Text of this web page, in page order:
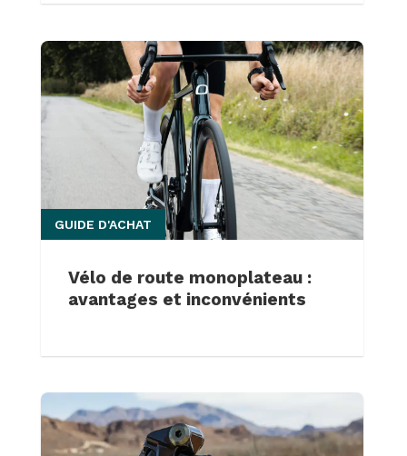
Vélo de route monoplateau :
avantages et inconvénients
GUIDE D'ACHAT